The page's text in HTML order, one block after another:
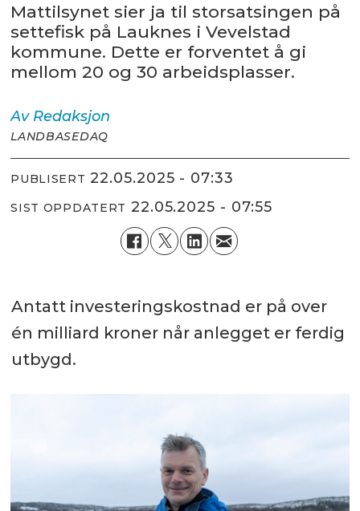
Mattilsynet sier ja til storsatsingen på
settefisk på Lauknes i Vevelstad
kommune. Dette er forventet å gi
mellom 20 og 30 arbeidsplasser.
Av Redaksjon
LANDBASEDAQ
PUBLISERT 22.05.2025 - 07:33
SIST OPPDATERT 22.05.2025 - 07:55
Antatt investeringskostnad er på over
én milliard kroner når anlegget er ferdig
utbygd.